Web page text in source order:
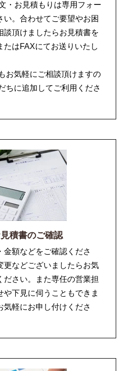
・お見積もりは専用フォー
い。合わせてご要望やお困
談頂けましたらお見積書を
たはFAXにてお送りいたし
お気軽にご相談頂けますの
ちに追加してご利用くださ
積書のご確認
金額などをご確認くださ
更などございましたらお気
ださい。また専任の営業担
や下見に伺うこともできま
気軽にお申し付けくださ